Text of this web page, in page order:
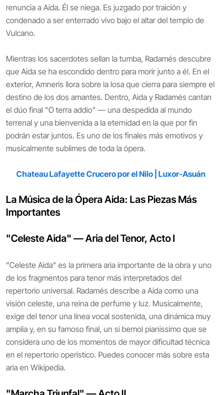
renuncia a Aida. Él se niega. Es juzgado por traición y
condenado a ser enterrado vivo bajo el altar del templo de
Vulcano.
Mientras los sacerdotes sellan la tumba, Radamés descubre
que Aida se ha escondido dentro para morir junto a él. En el
exterior, Amneris llora sobre la losa que cierra para siempre el
destino de los dos amantes. Dentro, Aida y Radamés cantan
el dúo final "O terra addio" — una despedida al mundo
terrenal y una bienvenida a la eternidad en la que por fin
podrán estar juntos. Es uno de los finales más emotivos y
musicalmente sublimes de toda la ópera.
Chateau Lafayette Crucero por el Nilo | Luxor-Asuán
La Música de la Ópera Aida: Las Piezas Más
Importantes
"Celeste Aida" — Aria del Tenor, Acto I
"Celeste Aida" es la primera aria importante de la obra y uno
de los fragmentos para tenor más interpretados del
repertorio universal. Radamés describe a Aida como una
visión celeste, una reina de perfume y luz. Musicalmente,
exige del tenor una línea vocal sostenida, una dinámica muy
amplia y, en su famoso final, un si bemol pianissimo que se
considera uno de los momentos de mayor dificultad técnica
en el repertorio operístico. Puedes conocer más sobre esta
aria en Wikipedia.